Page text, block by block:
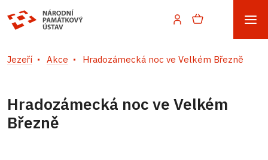
Jezeří Akce Hradozámecká noc ve Velkém Březně
Hradozámecká noc ve Velkém
Březně